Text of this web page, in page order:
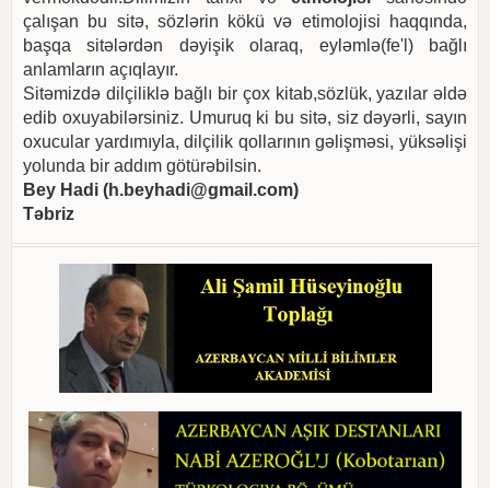
çalışan bu sitə, sözlərin kökü və etimolojisi haqqında,
başqa sitələrdən dəyişik olaraq, eyləmlə(fe'l) bağlı
anlamların açıqlayır.
Sitəmizdə dilçiliklə bağlı bir çox kitab,sözlük, yazılar əldə
edib oxuyabilərsiniz. Umuruq ki bu sitə, siz dəyərli, sayın
oxucular yardımıyla, dilçilik qollarının gəlişməsi, yüksəlişi
yolunda bir addım götürəbilsin.
Bey Hadi (h.beyhadi@gmail.com)
Təbriz